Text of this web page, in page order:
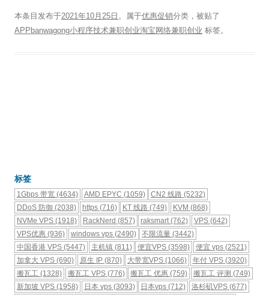
本条目发布于2021年10月25日 。属于优惠促销分类，被贴了
APPbanwagong小程序技术兼职创业淘宝网络兼职创业 标签。
标签
1Gbps 带宽 (4634) AMD EPYC (1059) CN2 线路 (5232)
DDoS 防御 (2038) https(716) KT 线路 (749) KVM (868)
NVMe VPS (1918) RackNerd (857) raksmart(762) VPS(642)
VPS优惠 (936) windows vps(2490) 不限流量 (3442)
中国香港 VPS (5447) 主机镇(811) 便宜VPS (3598) 便宜 vps(2521)
加拿大 VPS (690) 原生 IP(870) 大带宽VPS (1066) 年付 VPS(3920)
搬瓦工 (1328) 搬瓦工 VPS(776) 搬瓦工 优惠 (759) 搬瓦工 评测 (749)
新加坡 VPS (1958) 日本 vps(3093) 日本vps (712) 洛杉矶VPS(677)